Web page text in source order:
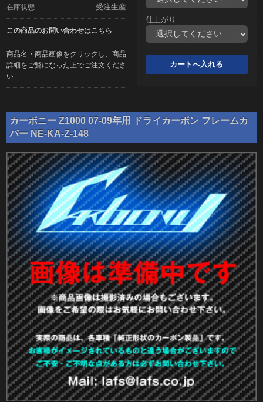
在庫状態 受注生産
この商品のお問い合わせはこちら
商品名・商品画像をクリックし、商品
詳細をご覧になった上でご注文くださ
い
仕上がり
カーボニー Z1000 07-09年用 ドライカーボン フレームカ
バー NE-KA-Z-148